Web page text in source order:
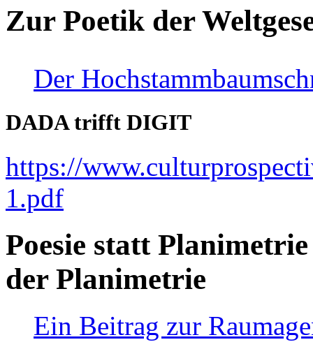
Zur Poetik der
Der
DADA trifft DIGIT
https://
1.pdf
Poesie statt
der Planimetrie
Ein Beitrag zur